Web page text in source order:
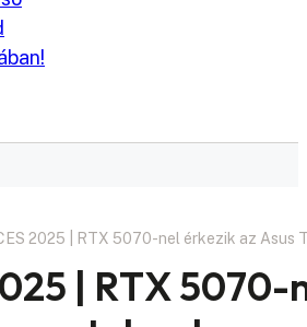
2025 | RTX 5070-nel érkezik az Asus
| RTX 5070-